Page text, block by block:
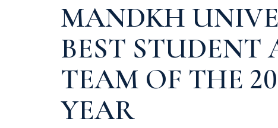
MANDKH
BEST STUDENT
TEAM OF THE
YEAR